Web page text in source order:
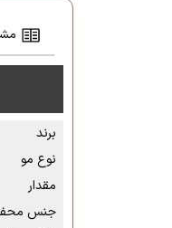
برند
نوع مو
مقدار
جنس